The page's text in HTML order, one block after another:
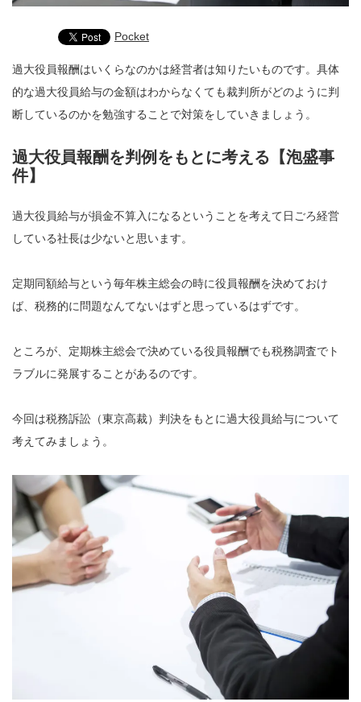
Pocket
過大役員報酬はいくらなのかは経営者は知りたいものです。具体
的な過大役員給与の金額はわからなくても裁判所がどのように判
断しているのかを勉強することで対策をしていきましょう。
過大役員報酬を判例をもとに考える【泡盛事
件】
過大役員給与が損金不算入になるということを考えて日ごろ経営
している社長は少ないと思います。
定期同額給与という毎年株主総会の時に役員報酬を決めておけ
ば、税務的に問題なんてないはずと思っているはずです。
ところが、定期株主総会で決めている役員報酬でも税務調査でト
ラブルに発展することがあるのです。
今回は税務訴訟（東京高裁）判決をもとに過大役員給与について
考えてみましょう。